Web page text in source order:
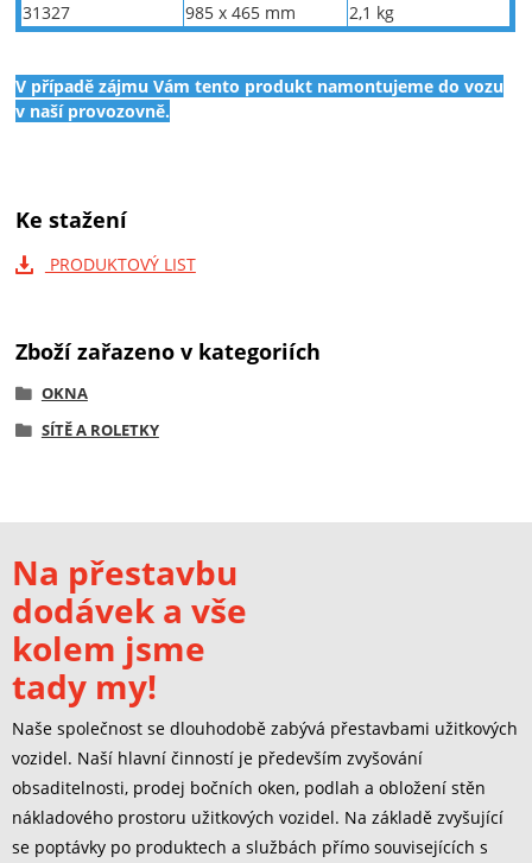
31327
985 x 465 mm 2,1 kg
V případě zájmu Vám tento produkt namontujeme do vozu
v naší provozovně.
Ke stažení
PRODUKTOVÝ LIST
Zboží zařazeno v kategoriích
OKNA
SÍTĚ A ROLETKY
Na přestavbu
dodávek a vše
kolem jsme
tady my!
Naše společnost se dlouhodobě zabývá přestavbami užitkových
vozidel. Naší hlavní činností je především zvyšování
obsaditelnosti, prodej bočních oken, podlah a obložení stěn
nákladového prostoru užitkových vozidel. Na základě zvyšující
se poptávky po produktech a službách přímo souvisejících s